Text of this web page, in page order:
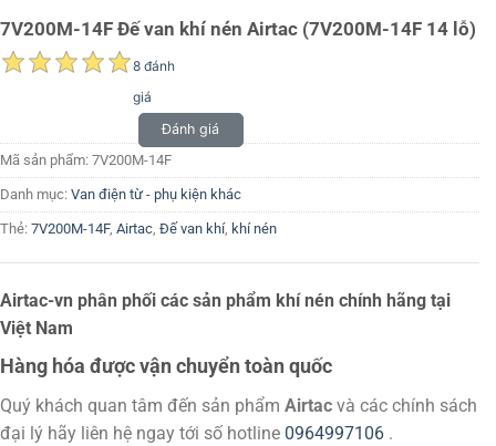
7V200M-14F Đế van khí nén Airtac (7V200M-14F 14 lỗ)
8 đánh
giá
Đánh giá
Mã sản phẩm: 7V200M-14F
Danh mục: Van điện từ - phụ kiện khác
Thẻ: 7V200M-14F, Airtac, Đế van khí, khí nén
Airtac-vn phân phối các sản phẩm khí nén chính hãng tại
Việt Nam
Hàng hóa được vận chuyển toàn quốc
Quý khách quan tâm đến sản phẩm Airtac và các chính sách
đại lý hãy liên hệ ngay tới số hotline 0964997106 .